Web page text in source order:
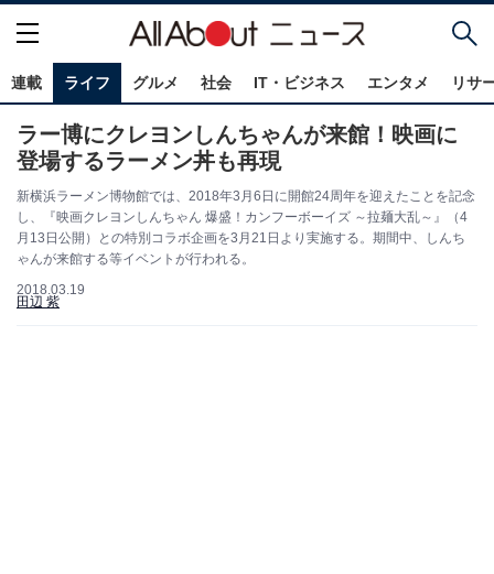
連載 ライフ グルメ 社会 IT・ビジネス エンタメ リサ
ラー博にクレヨンしんちゃんが来館！映画に
登場するラーメン丼も再現
新横浜ラーメン博物館では、2018年3月6日に開館24周年を迎えたことを記念
し、『映画クレヨンしんちゃん 爆盛！カンフーボーイズ ～拉麺大乱～』（4
月13日公開）との特別コラボ企画を3月21日より実施する。期間中、しんち
ゃんが来館する等イベントが行われる。
2018.03.19
田辺 紫